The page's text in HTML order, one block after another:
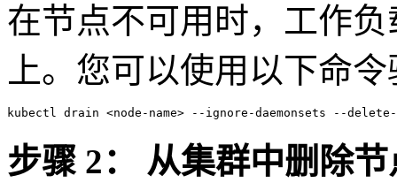
在节点不可用时，工作
上。您可以使用以下命
kubectl drain <node-name> --ignore-daemonsets --
步骤 2： 从集群中删除节